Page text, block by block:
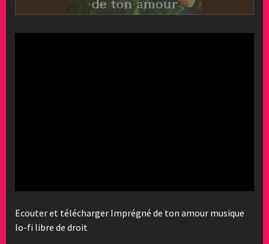
Ecouter et télécharger Imprégné de ton amour musique
lo-fi libre de droit